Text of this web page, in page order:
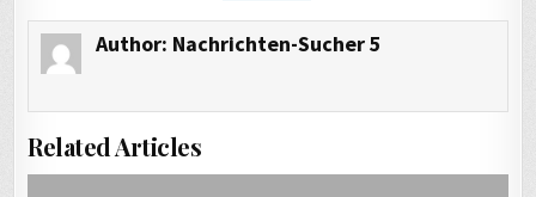
Author: Nachrichten-Sucher 5
Related Articles